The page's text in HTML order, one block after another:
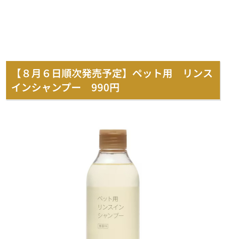
【８月６日順次発売予定】ペット用 リンス
インシャンプー 990円